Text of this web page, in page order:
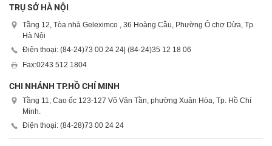
TRỤ SỞ HÀ NỘI
Tầng 12, Tòa nhà Geleximco , 36 Hoàng Cầu, Phường Ô chợ Dừa, Tp.
Hà Nội
Điện thoại: (84-24)73 00 24 24 | (84-24)35 12 18 06
Fax:0243 512 1804
CHI NHÁNH TP.HỒ CHÍ MINH
Tầng 11, Cao ốc 123-127 Võ Văn Tần, phường Xuân Hòa, Tp. Hồ Chí
Minh.
Điện thoại: (84-28)73 00 24 24